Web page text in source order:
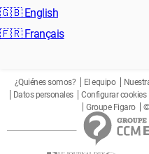
🇬🇧 English
🇫🇷 Français
¿Quiénes somos? El equipo
Datos personales
Configurar cookies
Groupe Figaro